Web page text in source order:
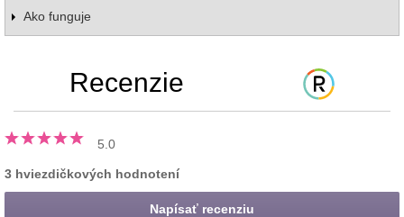
Ako funguje
Recenzie
5.0
3 hviezdičkových hodnotení
Napísať recenziu